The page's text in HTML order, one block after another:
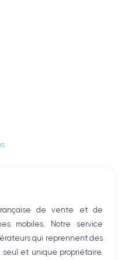
14 Pro
processeur
3.46 GHz
de vente et de
mobiles. Notre service
qui reprennent des
seul et unique propriétaire.